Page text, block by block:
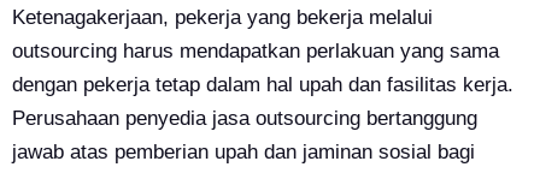
Ketenagakerjaan, pekerja yang bekerja melalui
outsourcing harus mendapatkan perlakuan yang sama
dengan pekerja tetap dalam hal upah dan fasilitas kerja.
Perusahaan penyedia jasa outsourcing bertanggung
jawab atas pemberian upah dan jaminan sosial bagi